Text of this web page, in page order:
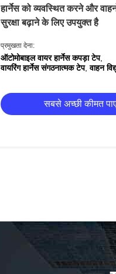
हार्नेस को व्यवस्थित करने और
सुरक्षा बढ़ाने के लिए उपयुक्त है
प्रमुखता देना:
ऑटोमोबाइल वायर हार्नेस कपड़ा टेप,
वायरिंग हार्नेस संगठनात्मक टेप,वाहन
सबसे अच्छी कीमत